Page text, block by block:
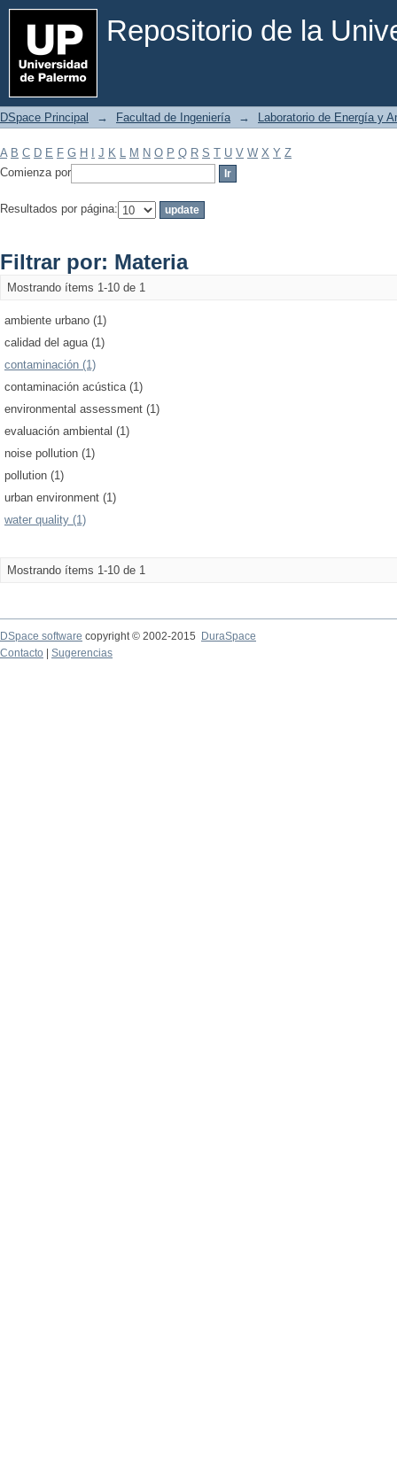
Repositorio de la
Filtrar por: Materia
DSpace Principal → Facultad de Ingeniería → Laboratorio de Energía y
A B C D E F G H J K L M N O P Q R S T U V W X Y Z
Comienza por
Resultados por página:
Filtrar por: Materia
Mostrando ítems 1-10 de 1
ambiente urbano (1)
calidad del agua (1)
contaminación (1)
contaminación acústica (1)
environmental assessment (1)
evaluación ambiental (1)
noise pollution (1)
pollution (1)
urban environment (1)
water quality (1)
Mostrando ítems 1-10 de 1
DSpace software copyright © 2002-2015
DuraSpace
Contacto
Sugerencias